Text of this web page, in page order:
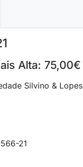
Alta: 75,00€
Silvino & Lopes
21